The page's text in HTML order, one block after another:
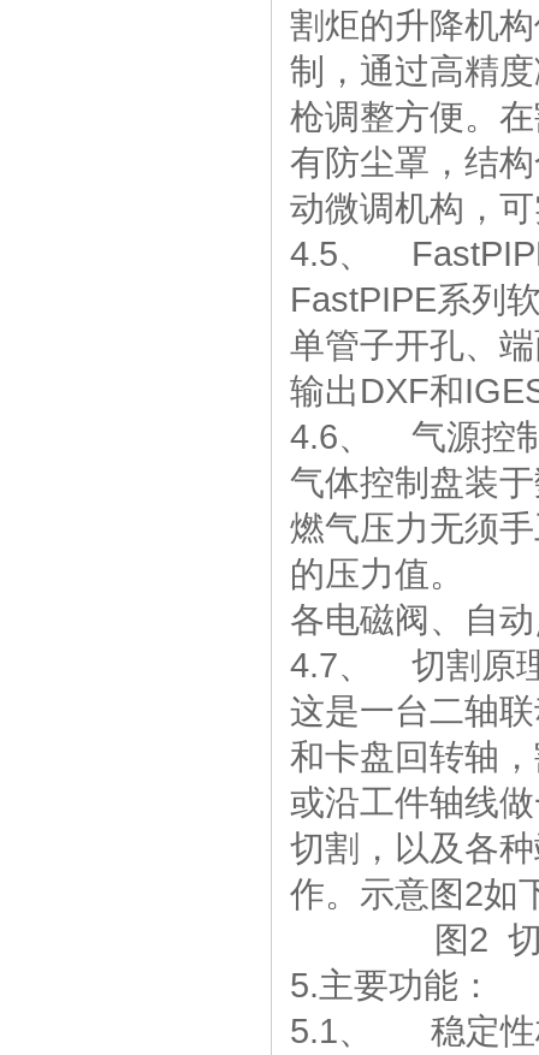
割炬的升降机
制，通过高精
枪调整方便。
有防尘罩，结
动微调机构，
4.5、
FastPIPE系列
单管子开孔、
输出DXF和
4.6、 气源控
气体控制盘装
燃气压力无须
的压力值。
各电磁阀、自
4.7、 切割原
这是一台二轴
和卡盘回转轴
或沿工件轴线
切割，以及各
作。示意图2如
图2 切割
5.主要功能：
5.1、 稳定性